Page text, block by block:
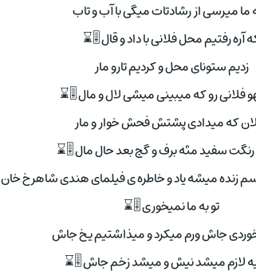
ما میرسی از رشادتات میگی با آب و تاب
آره رفتیم محل فلانی با داد و قال 🎚⌛
زدیم ستونای محل و کردیم تارو مار
فلانی رو که میبینی میشی لال و مال 🎚⌛
که میدادی پشتش فحش خوار و مار
سفید مثه برف و گچ بعد حال مال 🎚⌛
زنده میشه یاد و خاطره ی فیلمای هندی شاهرخ خان
تو به ما نمیخوری 🎚⌛
جاش ورم میکرد و میذاشتیم یخ جاش
لازم میشد نیش و میشد زخم جاش 🎚⌛